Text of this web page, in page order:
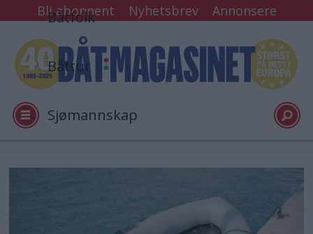
Bli abonnent Nyhetsbrev Annonsere
Båtfolk
Båttur
Sjømannskap
Tester